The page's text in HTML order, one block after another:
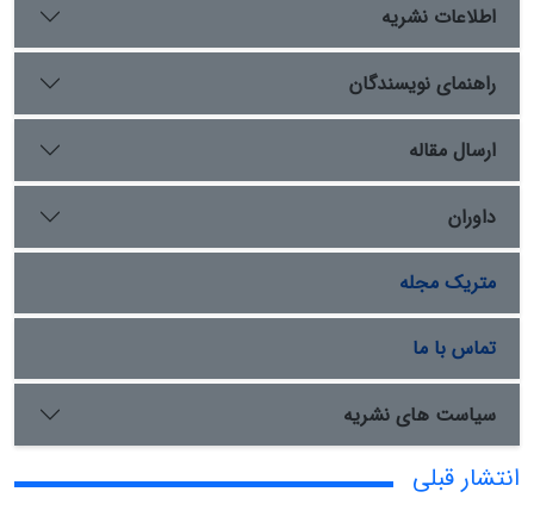
اطلاعات نشریه
راهنمای نویسندگان
ارسال مقاله
داوران
متریک مجله
تماس با ما
سیاست های نشریه
انتشار قبلی